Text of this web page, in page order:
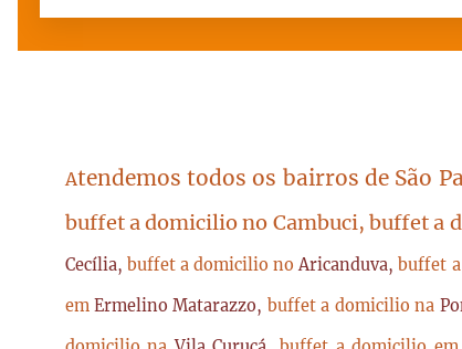
Atendemos todos os bairros de São
buffet a domicilio no Cambuci, buffet a
Cecília, buffet a domicilio noAricanduva,buffet
em Ermelino Matarazzo, buffet a domicilio na